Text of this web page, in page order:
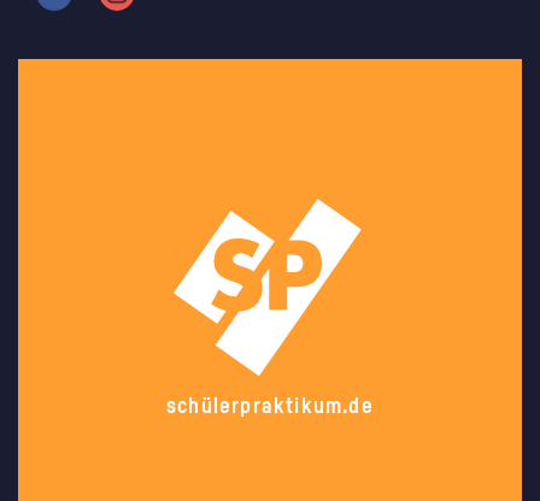
schülerpraktikum.de